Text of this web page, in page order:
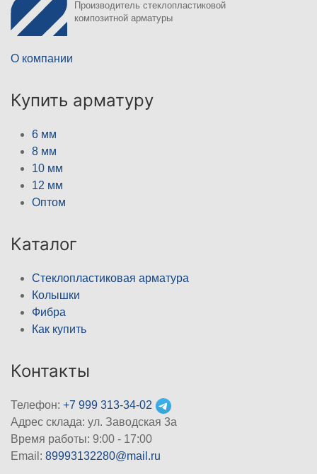
Производитель стеклопластиковой
композитной арматуры
О компании
Купить арматуру
6 мм
8 мм
10 мм
12 мм
Оптом
Каталог
Стеклопластиковая арматура
Колышки
Фибра
Как купить
Контакты
Телефон: +7 999 313-34-02
Адрес склада: ул. Заводская 3а
Время работы: 9:00 - 17:00
Email: 89993132280@mail.ru